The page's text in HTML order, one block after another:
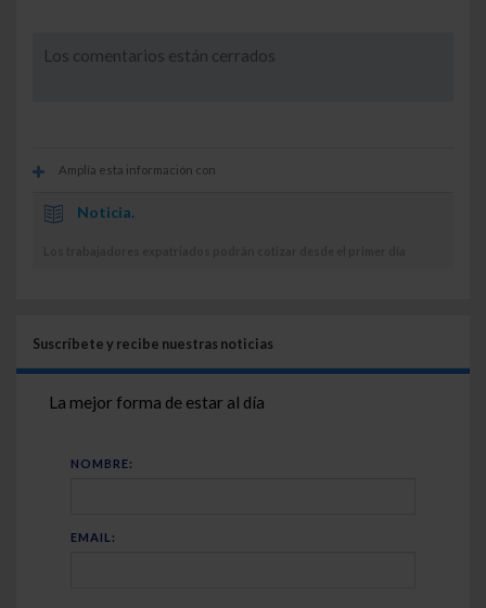
Los comentarios están cerrados
Amplía esta información con
Noticia.
Suscríbete y recibe nuestras noticias
La mejor forma de estar al día
NOMBRE:
EMAIL: